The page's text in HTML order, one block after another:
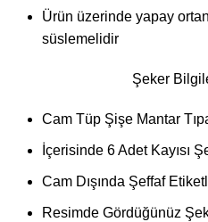
Ürün üzerinde yapay
süslemelidir
Şeker
Cam Tüp Şişe Mantar
İçerisinde 6 Adet Kayısı
Cam Dışında Şeffaf
Resimde Gördüğünüz